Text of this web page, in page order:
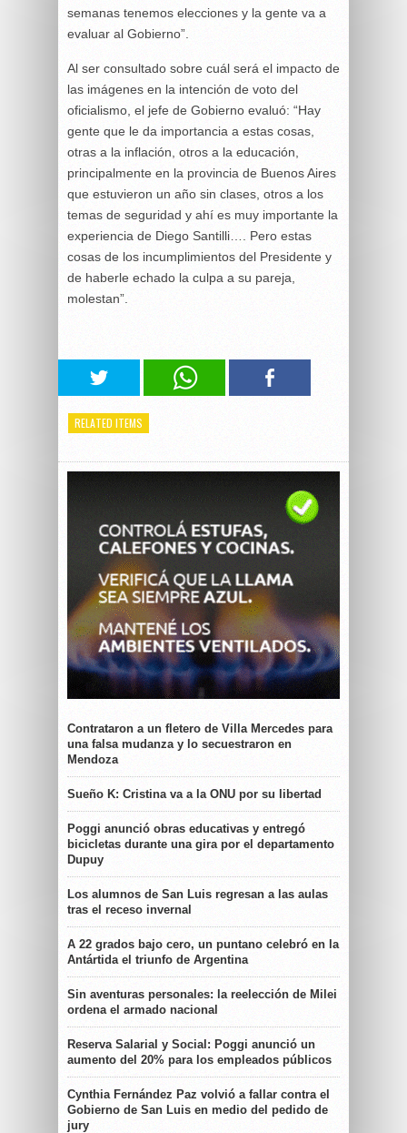
semanas tenemos elecciones y la gente va a
evaluar al Gobierno”.
Al ser consultado sobre cuál será el impacto de
las imágenes en la intención de voto del
oficialismo, el jefe de Gobierno evaluó: “Hay
gente que le da importancia a estas cosas,
otras a la inflación, otros a la educación,
principalmente en la provincia de Buenos Aires
que estuvieron un año sin clases, otros a los
temas de seguridad y ahí es muy importante la
experiencia de Diego Santilli…. Pero estas
cosas de los incumplimientos del Presidente y
de haberle echado la culpa a su pareja,
molestan”.
RELATED ITEMS
Contrataron a un fletero de Villa Mercedes para
una falsa mudanza y lo secuestraron en
Mendoza
Sueño K: Cristina va a la ONU por su libertad
Poggi anunció obras educativas y entregó
bicicletas durante una gira por el departamento
Dupuy
Los alumnos de San Luis regresan a las aulas
tras el receso invernal
A 22 grados bajo cero, un puntano celebró en la
Antártida el triunfo de Argentina
Sin aventuras personales: la reelección de Milei
ordena el armado nacional
Reserva Salarial y Social: Poggi anunció un
aumento del 20% para los empleados públicos
Cynthia Fernández Paz volvió a fallar contra el
Gobierno de San Luis en medio del pedido de
jury